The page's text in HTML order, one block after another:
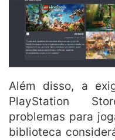
Além disso, a
PlayStation
problemas para
biblioteca